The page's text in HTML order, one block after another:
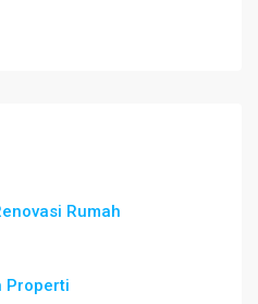
Rumah
Properti